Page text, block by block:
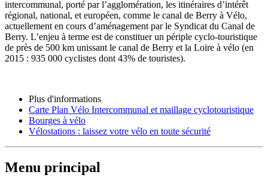
intercommunal, porté par l’agglomération, les itinéraires d’intérêt
régional, national, et européen, comme le canal de Berry à Vélo,
actuellement en cours d’aménagement par le Syndicat du Canal de
Berry. L’enjeu à terme est de constituer un périple cyclo-touristique
de près de 500 km unissant le canal de Berry et la Loire à vélo (en
2015 : 935 000 cyclistes dont 43% de touristes).
Plus d'informations
Carte Plan Vélo Intercommunal et maillage cyclotouristique
Bourges à vélo
Vélostations : laissez votre vélo en toute sécurité
Menu principal